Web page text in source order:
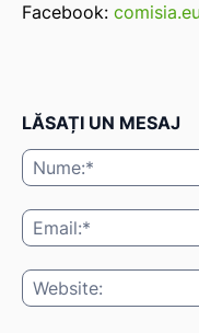
Facebook:
LĂSAȚI UN MESAJ